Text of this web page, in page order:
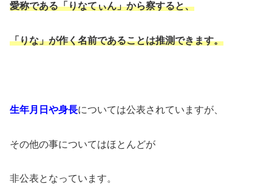
愛称である「りなてぃん」から察すると、
「りな」が作く名前であることは推測できます。
生年月日や身長については公表されていますが、
その他の事についてはほとんどが
非公表となっています。